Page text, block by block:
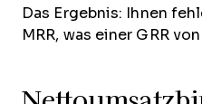
Das Ergebnis: Ihnen
MRR, was einer GRR